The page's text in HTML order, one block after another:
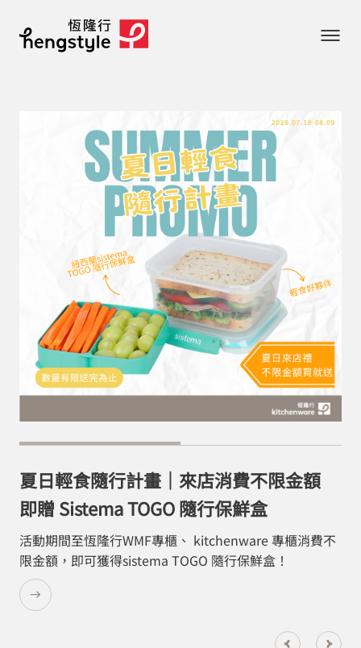
夏日輕食隨行計畫｜來店消費不限金額
即贈 Sistema TOGO 隨行保鮮盒
活動期間至恆隆行WMF專櫃、 kitchenware 專櫃消費不
限金額，即可獲得sistema TOGO 隨行保鮮盒！
德國百靈推一體成形流線極致新作 NEVO
獨家進駐恆隆行百貨專櫃的旗艦新機「BRAUN NEVO
15010CC/11000CC諧振音波電鬍刀」首次在台上市。